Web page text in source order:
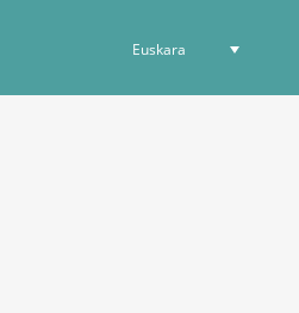
Euskara